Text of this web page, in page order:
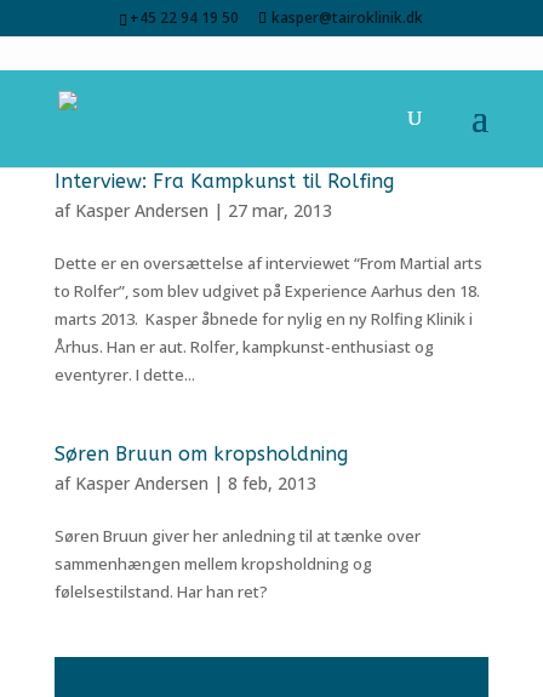
+45 22 94 19 50 kasper@tairoklinik.dk
Interview: Fra Kampkunst til Rolfing
af Kasper Andersen | 27 mar, 2013
Dette er en oversættelse af interviewet “From Martial arts
to Rolfer”, som blev udgivet på Experience Aarhus den 18.
marts 2013. Kasper åbnede for nylig en ny Rolfing Klinik i
Århus. Han er aut. Rolfer, kampkunst-enthusiast og
eventyrer. I dette...
Søren Bruun om kropsholdning
af Kasper Andersen | 8 feb, 2013
Søren Bruun giver her anledning til at tænke over
sammenhængen mellem kropsholdning og
følelsestilstand. Har han ret?